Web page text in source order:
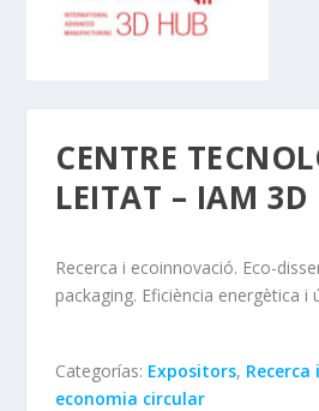
CENTRE
LEITAT – IAM 3D
Recerca i ecoinnovació. Eco-
packaging. Eficiència energètica i
Categorías: Expositors,
economia circular